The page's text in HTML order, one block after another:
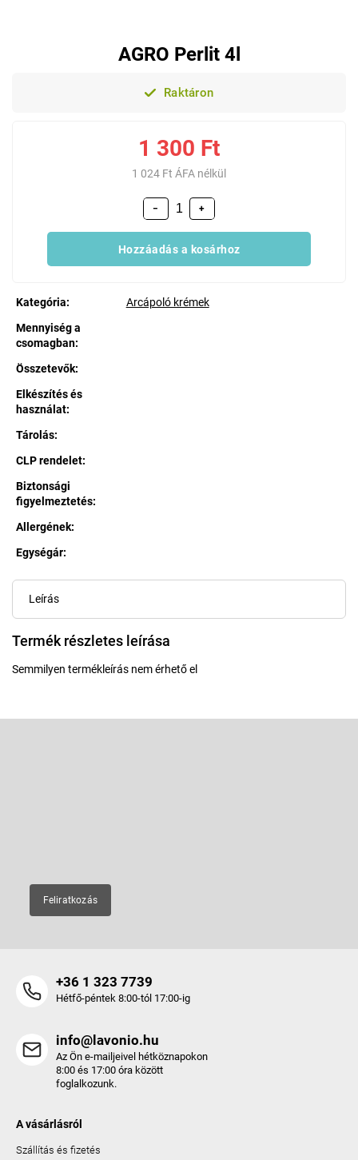
AGRO Perlit 4l
Raktáron
1 300 Ft
1 024 Ft ÁFA nélkül
+
−
Hozzáadás a kosárhoz
Kategória:
Arcápoló krémek
Mennyiség a
csomagban:
Összetevők:
Elkészítés és
használat:
Tárolás:
CLP rendelet:
Biztonsági
figyelmeztetés:
Allergének:
Egységár:
Leírás
Termék részletes leírása
Semmilyen termékleírás nem érhető el
Feliratkozás
+36 1 323 7739
Hétfő-péntek 8:00-tól 17:00-ig
info@lavonio.hu
Az Ön e-mailjeivel hétköznapokon
8:00 és 17:00 óra között
foglalkozunk.
A vásárlásról
Szállítás és fizetés